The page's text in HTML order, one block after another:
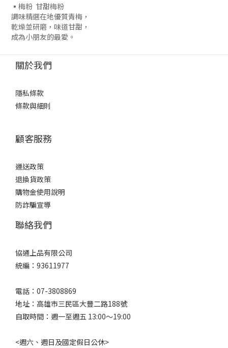
▪梅粉 甘甜梅粉
調味精選在地優質青梅，
乾燥並研磨，味道甘甜，
成為小朋友的最愛。
關於我們
隱私條款
條款與細則
顧客服務
運送政策
退換貨政策
購物金使用說明
防詐騙宣導
聯絡我們
協通上品有限公司
統編：93611977
電話：07-3808869
地址：高雄市三民區大豐二路188號
自取時間：週一至週五 13:00～19:00
<週六、週日及國定假日公休>